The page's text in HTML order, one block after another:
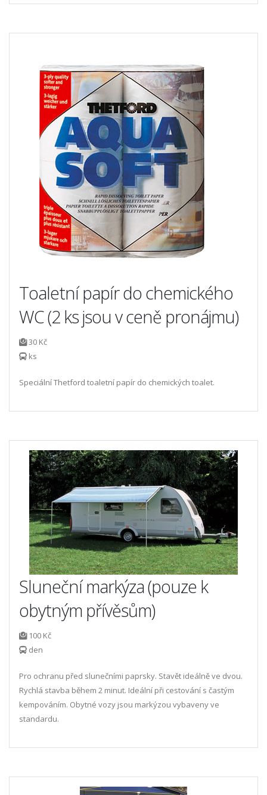
Toaletní papír do chemického
WC (2 ks jsou v ceně pronájmu)
30 Kč
ks
Speciální Thetford toaletní papír do chemických toalet.
Sluneční markýza (pouze k
obytným přívěsům)
100 Kč
den
Pro ochranu před slunečními paprsky. Stavět ideálně ve dvou.
Rychlá stavba během 2 minut. Ideální při cestování s častým
kempováním. Obytné vozy jsou markýzou vybaveny ve
standardu.